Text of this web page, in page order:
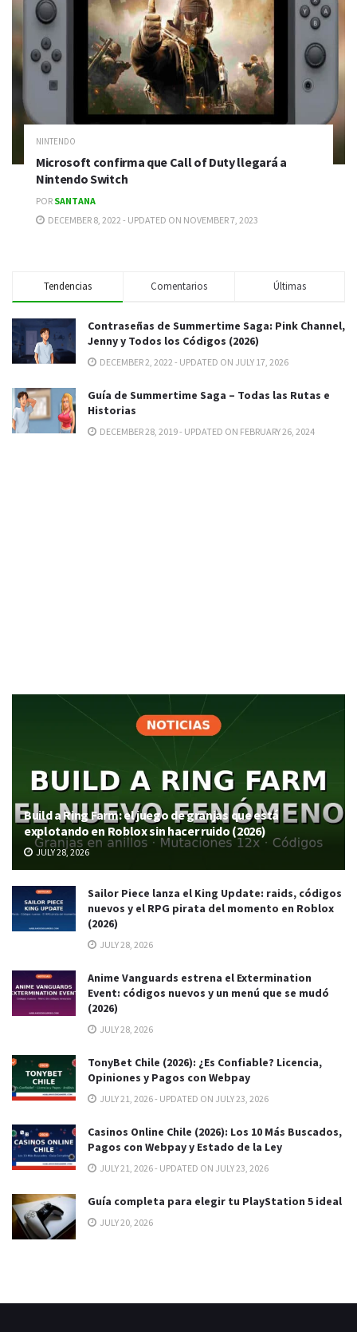
NINTENDO
Microsoft confirma que Call of Duty llegará a
Nintendo Switch
POR SANTANA
DECEMBER 8, 2022 - UPDATED ON NOVEMBER 7, 2023
Tendencias Comentarios Últimas
Contraseñas de Summertime Saga: Pink Channel,
Jenny y Todos los Códigos (2026)
DECEMBER 2, 2022 - UPDATED ON JULY 17, 2026
Guía de Summertime Saga – Todas las Rutas e
Historias
DECEMBER 28, 2019 - UPDATED ON FEBRUARY 26, 2024
Build a Ring Farm: el juego de granjas que está
explotando en Roblox sin hacer ruido (2026)
JULY 28, 2026
Sailor Piece lanza el King Update: raids, códigos
nuevos y el RPG pirata del momento en Roblox
(2026)
JULY 28, 2026
Anime Vanguards estrena el Extermination
Event: códigos nuevos y un menú que se mudó
(2026)
JULY 28, 2026
TonyBet Chile (2026): ¿Es Confiable? Licencia,
Opiniones y Pagos con Webpay
JULY 21, 2026 - UPDATED ON JULY 23, 2026
Casinos Online Chile (2026): Los 10 Más Buscados,
Pagos con Webpay y Estado de la Ley
JULY 21, 2026 - UPDATED ON JULY 23, 2026
Guía completa para elegir tu PlayStation 5 ideal
JULY 20, 2026